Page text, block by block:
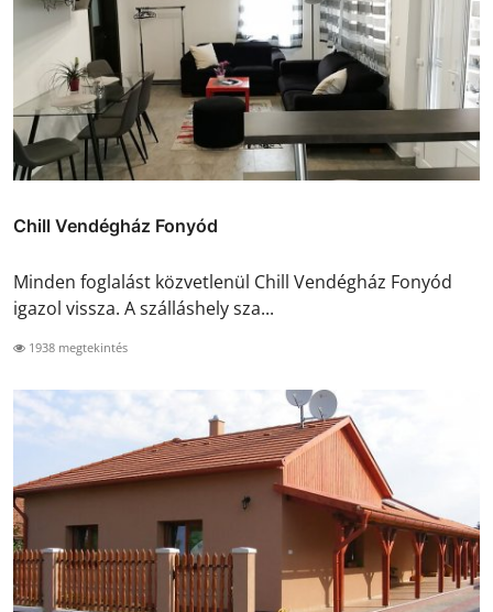
Chill Vendégház Fonyód
Minden foglalást közvetlenül Chill Vendégház Fonyód
igazol vissza. A szálláshely sza...
1938 megtekintés